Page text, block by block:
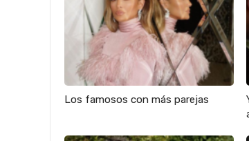
Los famosos con más parejas